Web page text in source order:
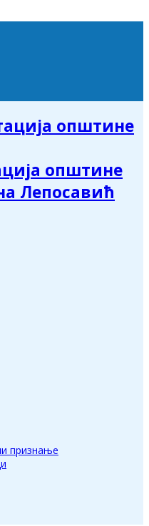
општине
Лепосавић
признање